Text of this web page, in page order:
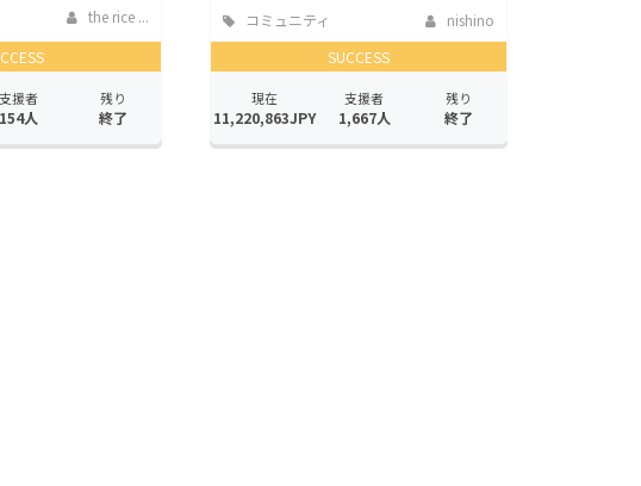
the rice ...
支援者
154人
残り
終了
コミュニティ
nishino
SUCCESS
現在
11,220,863JPY
支援者
1,667人
残り
終了